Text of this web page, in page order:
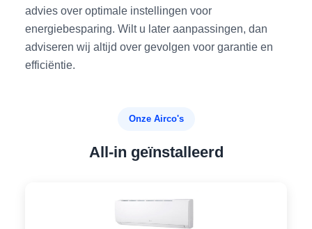
advies over optimale instellingen voor
energiebesparing. Wilt u later aanpassingen, dan
adviseren wij altijd over gevolgen voor garantie en
efficiëntie.
Onze Airco's
All-in geïnstalleerd